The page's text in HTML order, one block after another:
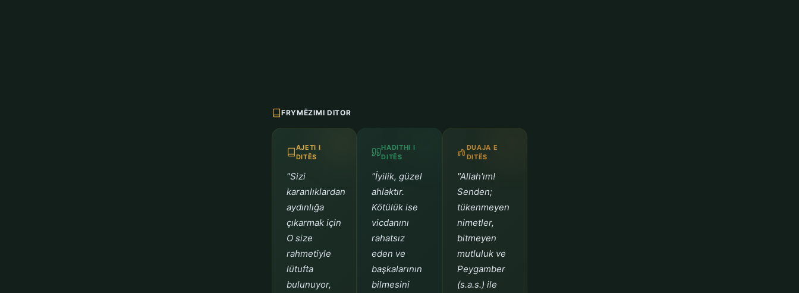
FRYMËZIMI DITOR
AJETI I
DITËS
"Sizi
karanlıklardan
aydınlığa
çıkarmak için
O size
rahmetiyle
lütufta
bulunuyor,
HADITHI I
DITËS
"İyilik, güzel
ahlaktır.
Kötülük ise
vicdanını
rahatsız
eden ve
başkalarının
bilmesini
DUAJA E
DITËS
"Allah'ım!
Senden;
tükenmeyen
nimetler,
bitmeyen
mutluluk ve
Peygamber
(s.a.s.) ile